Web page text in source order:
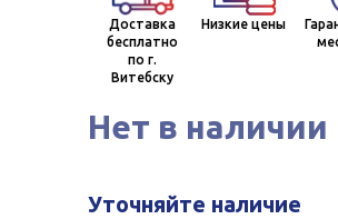
Доставка
бесплатно
по г.
Витебску
Низкие цены
Нет в наличии
Уточняйте наличие